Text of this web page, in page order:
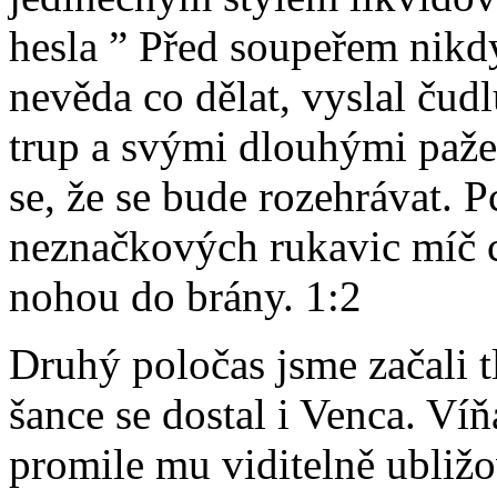
hesla ” Před soupeřem
nevěda co dělat, vyslal
trup a svými dlouhými
se, že se bude rozehrávat.
neznačkových rukavic míč
nohou do brány. 1:2
Druhý poločas jsme začali
šance se dostal i Venca.
promile mu viditelně